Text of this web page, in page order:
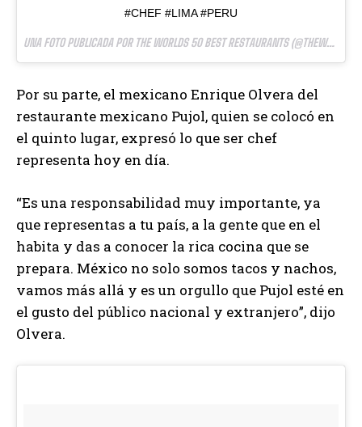
#CHEF #LIMA #PERU
UNA FOTO PUBLICADA POR THE WORLDS 50 BEST RESTAURANTS (@THEWORLDS50BEST) EL
Por su parte, el mexicano Enrique Olvera del
restaurante mexicano Pujol, quien se colocó en
el quinto lugar, expresó lo que ser chef
representa hoy en día.
“Es una responsabilidad muy importante, ya
que representas a tu país, a la gente que en el
habita y das a conocer la rica cocina que se
prepara. México no solo somos tacos y nachos,
vamos más allá y es un orgullo que Pujol esté en
el gusto del público nacional y extranjero”, dijo
Olvera.